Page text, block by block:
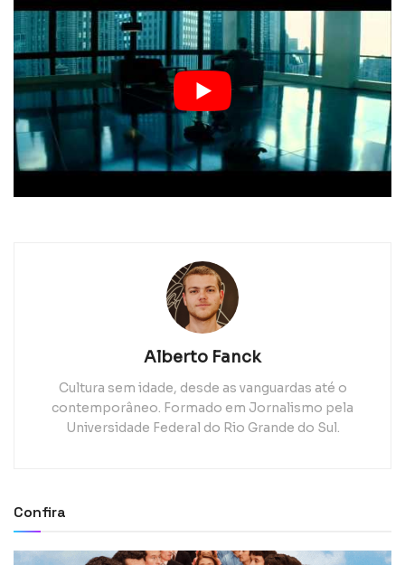
Alberto Fanck
Cultura sem idade, desde as vanguardas até o
contemporâneo. Formado em Jornalismo pela
Universidade Federal do Rio Grande do Sul.
Confira